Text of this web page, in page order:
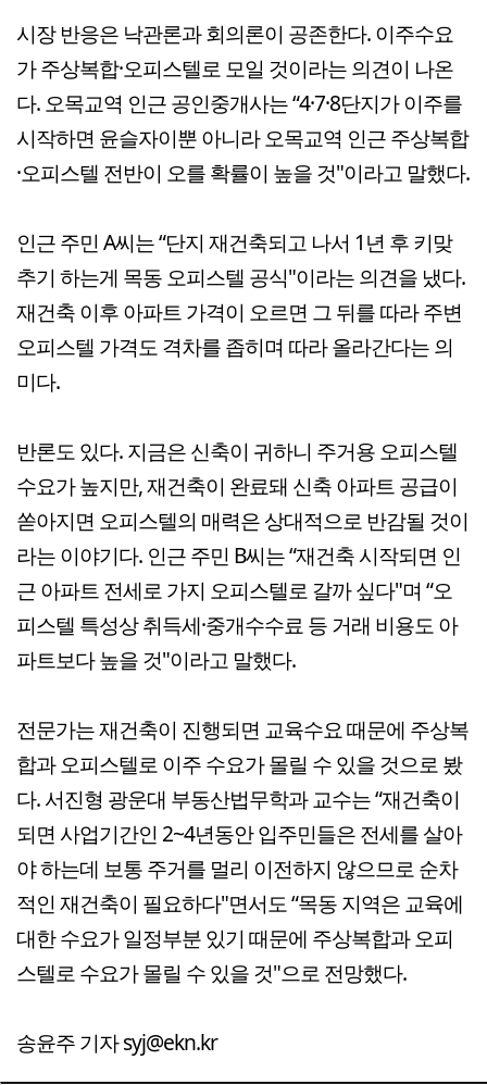
시장 반응은 낙관론과 회의론이 공존한다. 이주수요
가 주상복합·오피스텔로 모일 것이라는 의견이 나온
다. 오목교역 인근 공인중개사는 “4·7·8단지가 이주를
시작하면 윤슬자이뿐 아니라 오목교역 인근 주상복합
·오피스텔 전반이 오를 확률이 높을 것"이라고 말했다.
인근 주민 A씨는 “단지 재건축되고 나서 1년 후 키맞
추기 하는게 목동 오피스텔 공식"이라는 의견을 냈다.
재건축 이후 아파트 가격이 오르면 그 뒤를 따라 주변
오피스텔 가격도 격차를 좁히며 따라 올라간다는 의
미다.
반론도 있다. 지금은 신축이 귀하니 주거용 오피스텔
수요가 높지만, 재건축이 완료돼 신축 아파트 공급이
쏟아지면 오피스텔의 매력은 상대적으로 반감될 것이
라는 이야기다. 인근 주민 B씨는 “재건축 시작되면 인
근 아파트 전세로 가지 오피스텔로 갈까 싶다"며 “오
피스텔 특성상 취득세·중개수수료 등 거래 비용도 아
파트보다 높을 것"이라고 말했다.
전문가는 재건축이 진행되면 교육수요 때문에 주상복
합과 오피스텔로 이주 수요가 몰릴 수 있을 것으로 봤
다. 서진형 광운대 부동산법무학과 교수는 “재건축이
되면 사업기간인 2~4년동안 입주민들은 전세를 살아
야 하는데 보통 주거를 멀리 이전하지 않으므로 순차
적인 재건축이 필요하다"면서도 “목동 지역은 교육에
대한 수요가 일정부분 있기 때문에 주상복합과 오피
스텔로 수요가 몰릴 수 있을 것"으로 전망했다.
송윤주 기자 syj@ekn.kr